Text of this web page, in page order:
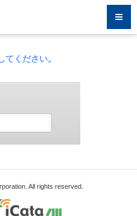
ください。
All rights reserved.